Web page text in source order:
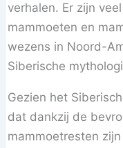
verhalen. Er zijn
mammoeten en
wezens in Noord-
Siberische
Gezien het
dat dankzij de
mammoetresten